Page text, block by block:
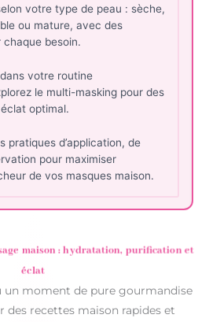
votre type de peau : sèche,
ou mature, avec des
besoin.
votre routine
le multi-masking pour des
optimal.
pratiques d’application, de
pour maximiser
de vos masques maison.
maison : hydratation, purification et
éclat
un moment de pure gourmandise
des recettes maison rapides et